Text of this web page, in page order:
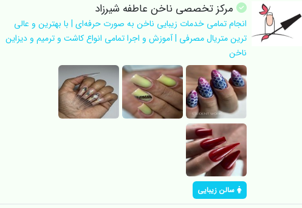
مرکز تخصصی ناخن عاطفه شیرزاد
انجام تمامی خدمات زیبایی ناخن به صورت حرفه‌ای | با بهترین و عالی
ترین متریال مصرفی | آموزش و اجرا تمامی انواع کاشت و ترمیم و دیزاین
ناخن
سالن زیبایی